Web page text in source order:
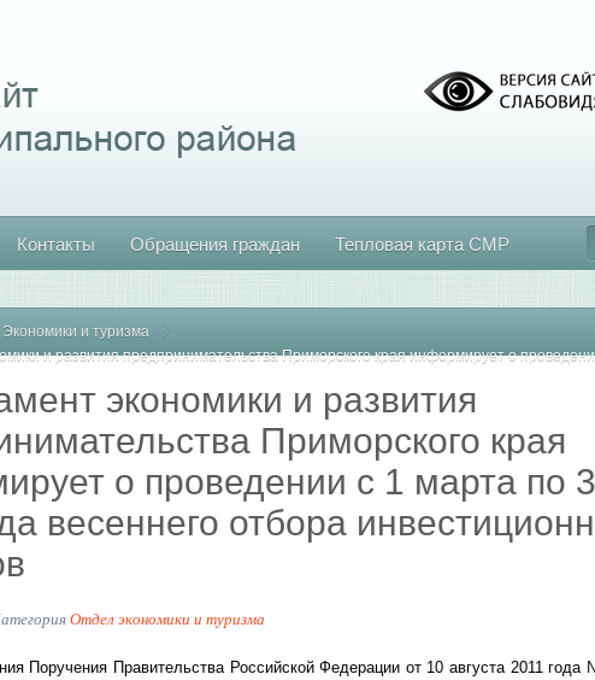
Контакты Обращения граждан Тепловая карта СМР
Экономики и туризма
и развития предпринимательства Приморского края информирует о
экономики и развития
Приморского края
о проведении с 1 марта по
весеннего отбора
Отдел экономики и туризма
Поручения Правительства Российской Федерации от 10 августа 2011